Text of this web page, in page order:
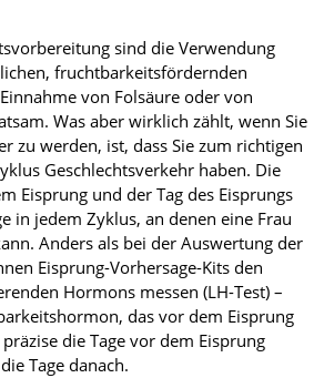
sind die Verwendung
fruchtbarkeitsfördernden
von Folsäure oder von
Was aber wirklich zählt, wenn Sie
zu werden, ist, dass Sie zum richtigen
Geschlechtsverkehr haben. Die
Eisprung und der Tag des Eisprungs
in jedem Zyklus, an denen eine Frau
Anders als bei der Auswertung der
Eisprung-Vorhersage-Kits den
Hormons messen (LH-Test) –
das vor dem Eisprung
die Tage vor dem Eisprung
Tage danach.